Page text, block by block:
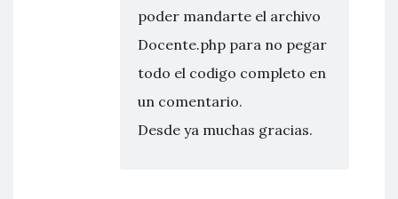
poder mandarte el archivo
Docente.php para no pegar
todo el codigo completo en
un comentario.
Desde ya muchas gracias.